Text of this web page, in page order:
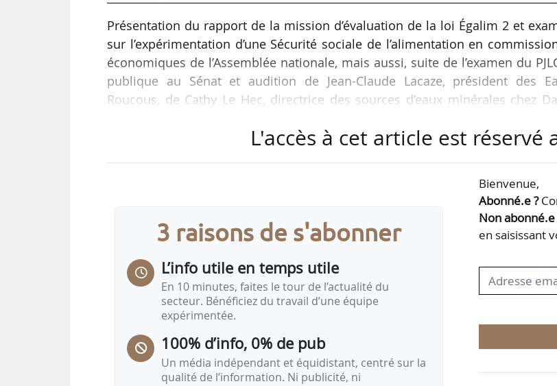
Présentation du rapport de la mission d’évaluation de la loi Égalim 2 et
sur l’expérimentation d’une Sécurité sociale de l’alimentation en
économiques de l’Assemblée nationale, mais aussi, suite de l’examen du
publique au Sénat et audition de Jean-Claude Lacaze, président des
Roucous, de Cathy Le Hec, directrice des sources d’eaux minérales chez
Lebas, directeur de l’usine d’Évian par la commission d’enquête sur les
L'accès à cet article est réservé
3 raisons de s'abonner
L’info utile en temps utile
En 10 minutes, faites le tour de l’actualité du
secteur. Bénéficiez du travail d’une équipe
expérimentée.
100% d’info, 0% de pub
Un média indépendant et équidistant, centré sur la
qualité de l’information. Ni publicité, ni
Bienvenue,
Abonné.e ?
Non abonné.e
en saisissant